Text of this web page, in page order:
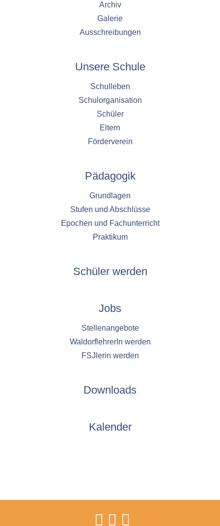
Archiv
Galerie
Ausschreibungen
Unsere Schule
Schulleben
Schulorganisation
Schüler
Eltern
Förderverein
Pädagogik
Grundlagen
Stufen und Abschlüsse
Epochen und Fachunterricht
Praktikum
Schüler werden
Jobs
Stellenangebote
WaldorflehrerIn werden
FSJlerin werden
Downloads
Kalender